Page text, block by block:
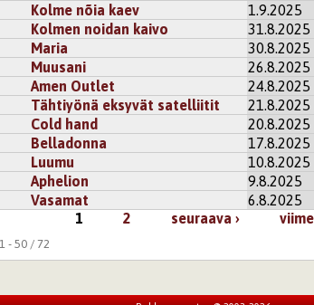
Kolme nõia kaev 1.9.2025
Kolmen noidan kaivo 31.8.2025
Maria 30.8.2025
Muusani 26.8.2025
Amen Outlet 24.8.2025
Tähtiyönä eksyvät satelliitit 21.8.2025
Cold hand 20.8.2025
Belladonna 17.8.2025
Luumu 10.8.2025
Aphelion 9.8.2025
Vasamat 6.8.2025
1 2 seuraava ›
- 50 / 72